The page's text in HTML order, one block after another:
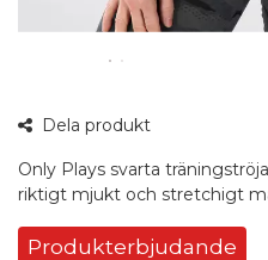
bild
Dela produkt
Only Plays svarta
riktigt mjukt och stretchigt
Produkterbjudande